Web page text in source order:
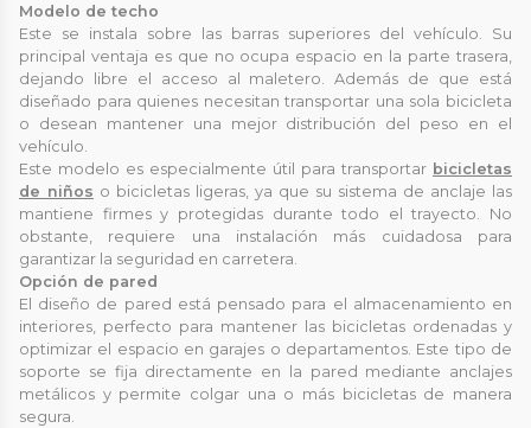
Modelo de techo
Este se instala sobre las barras superiores del vehículo. Su
principal ventaja es que no ocupa espacio en la parte trasera,
dejando libre el acceso al maletero. Además de que está
diseñado para quienes necesitan transportar una sola bicicleta
o desean mantener una mejor distribución del peso en el
vehículo.
Este modelo es especialmente útil para transportar bicicletas
de niños o bicicletas ligeras, ya que su sistema de anclaje las
mantiene firmes y protegidas durante todo el trayecto. No
obstante, requiere una instalación más cuidadosa para
garantizar la seguridad en carretera.
Opción de pared
El diseño de pared está pensado para el almacenamiento en
interiores, perfecto para mantener las bicicletas ordenadas y
optimizar el espacio en garajes o departamentos. Este tipo de
soporte se fija directamente en la pared mediante anclajes
metálicos y permite colgar una o más bicicletas de manera
segura.